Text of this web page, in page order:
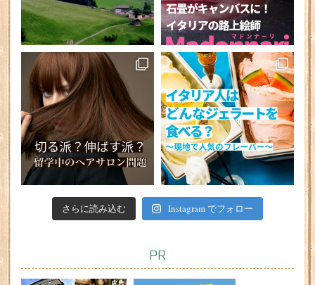
さらに読み込む Instagram でフォロー
PR